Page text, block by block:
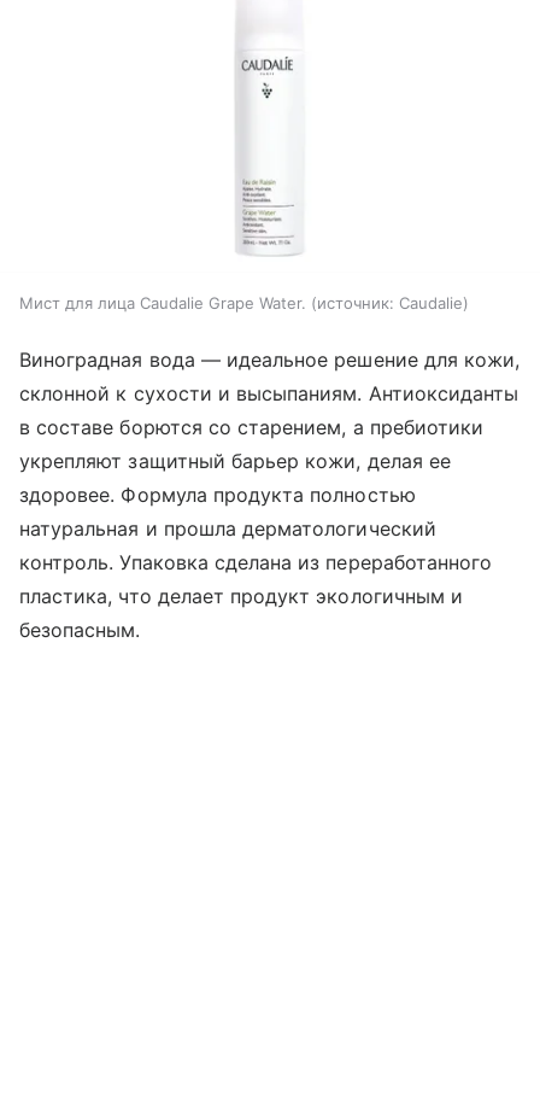
Мист для лица Caudalie Grape Water. источник: Caudalie
Виноградная вода — идеальное решение для кожи,
склонной к сухости и высыпаниям. Антиоксиданты
в составе борются со старением, а пребиотики
укрепляют защитный барьер кожи, делая ее
здоровее. Формула продукта полностью
натуральная и прошла дерматологический
контроль. Упаковка сделана из переработанного
пластика, что делает продукт экологичным и
безопасным.